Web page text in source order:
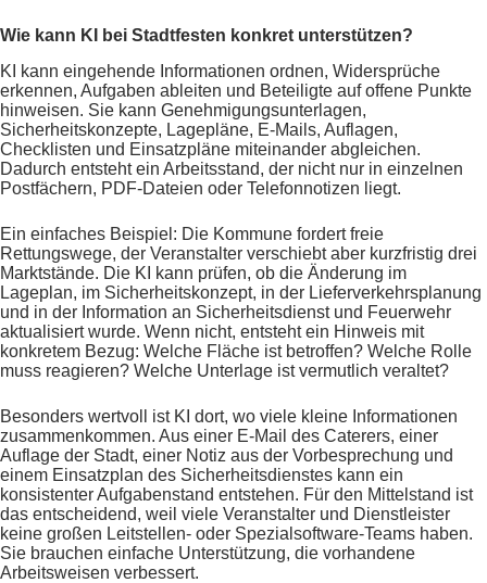
Wie kann KI bei Stadtfesten konkret unterstützen?
KI kann eingehende Informationen ordnen, Widersprüche
erkennen, Aufgaben ableiten und Beteiligte auf offene Punkte
hinweisen. Sie kann Genehmigungsunterlagen,
Sicherheitskonzepte, Lagepläne, E-Mails, Auflagen,
Checklisten und Einsatzpläne miteinander abgleichen.
Dadurch entsteht ein Arbeitsstand, der nicht nur in einzelnen
Postfächern, PDF-Dateien oder Telefonnotizen liegt.
Ein einfaches Beispiel: Die Kommune fordert freie
Rettungswege, der Veranstalter verschiebt aber kurzfristig drei
Marktstände. Die KI kann prüfen, ob die Änderung im
Lageplan, im Sicherheitskonzept, in der Lieferverkehrsplanung
und in der Information an Sicherheitsdienst und Feuerwehr
aktualisiert wurde. Wenn nicht, entsteht ein Hinweis mit
konkretem Bezug: Welche Fläche ist betroffen? Welche Rolle
muss reagieren? Welche Unterlage ist vermutlich veraltet?
Besonders wertvoll ist KI dort, wo viele kleine Informationen
zusammenkommen. Aus einer E-Mail des Caterers, einer
Auflage der Stadt, einer Notiz aus der Vorbesprechung und
einem Einsatzplan des Sicherheitsdienstes kann ein
konsistenter Aufgabenstand entstehen. Für den Mittelstand ist
das entscheidend, weil viele Veranstalter und Dienstleister
keine großen Leitstellen- oder Spezialsoftware-Teams haben.
Sie brauchen einfache Unterstützung, die vorhandene
Arbeitsweisen verbessert.